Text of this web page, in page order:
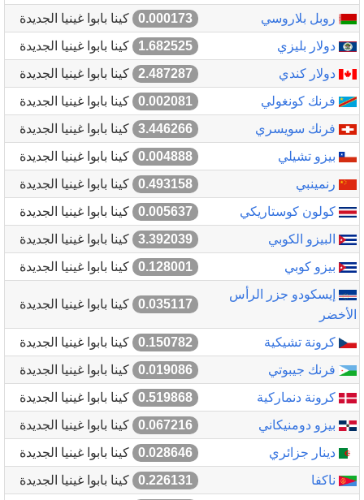
روبل بلاروسي
0.000173
كينا بابوا غينيا الجديدة
دولار بليزي
1.682525
كينا بابوا غينيا الجديدة
دولار كندي
2.487287
كينا بابوا غينيا الجديدة
فرنك كونغولي
0.002081
كينا بابوا غينيا الجديدة
فرنك سويسري
3.446266
كينا بابوا غينيا الجديدة
بيزو تشيلي
0.004888
كينا بابوا غينيا الجديدة
رنمينبي
0.493158
كينا بابوا غينيا الجديدة
كولون كوستاريكي
0.005637
كينا بابوا غينيا الجديدة
البيزو الكوبي
3.392039
كينا بابوا غينيا الجديدة
بيزو كوبي
0.128001
كينا بابوا غينيا الجديدة
إيسكودو جزر الرأس
الأخضر
0.035117 كينا بابوا غينيا الجديدة
كرونة تشيكية 0.150782
كينا بابوا غينيا الجديدة
فرنك جيبوتي
0.019086
كينا بابوا غينيا الجديدة
كرونة دنماركية
0.519868
كينا بابوا غينيا الجديدة
بيزو دومنيكاني
0.067216
كينا بابوا غينيا الجديدة
دينار جزائري
0.028646
كينا بابوا غينيا الجديدة
ناكفا
0.226131 كينا بابوا غينيا الجديدة